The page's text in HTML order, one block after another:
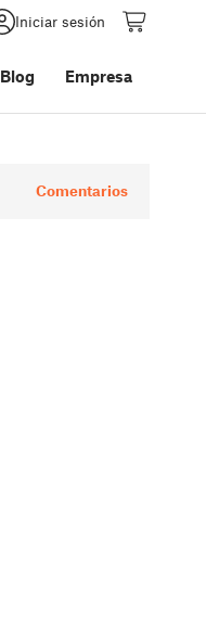
Iniciar sesión
Blog Empresa
Comentarios